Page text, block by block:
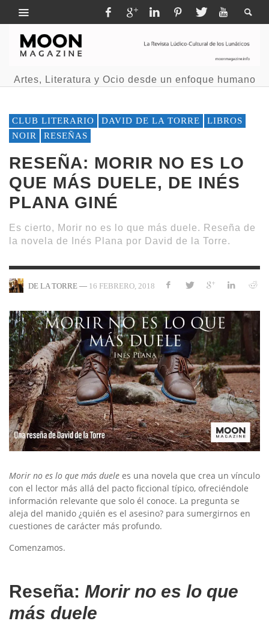
Artes, Literatura y Ocio desde un enfoque humano
CLUB LITERARIO DAVID DE LA TORRE
LIBROS
NOIR
RESEÑAS
RESEÑA: MORIR NO ES LO
QUE MÁS DUELE, DE INÉS
PLANA GINÉ
Es cierto, Morir no es lo que más duele. Reseña de
la novela de Inés Plana por David de la Torre.
DE LA TORRE — 16 FEBRERO, 2018
Morir no es lo que más duele es una novela que crea un vínculo
con el lector más allá del pacto ficcional típico, ofreciéndole
información relevante que solo él conoce. La pregunta se
aleja del manido ¿quién es el asesino? para sumergirnos en
cuestiones de carácter más profundo.
Comenzamos.
Reseña: Morir no es lo que
más duele